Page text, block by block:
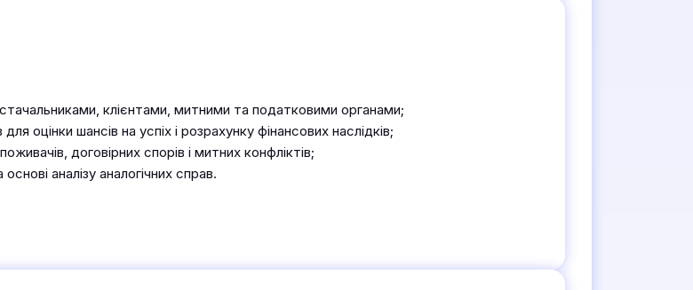
клієнтами, митними та податковими органами;
оцінки шансів на успіх і розрахунку фінансових наслідків;
договірних спорів і митних конфліктів;
аналізу аналогічних справ.